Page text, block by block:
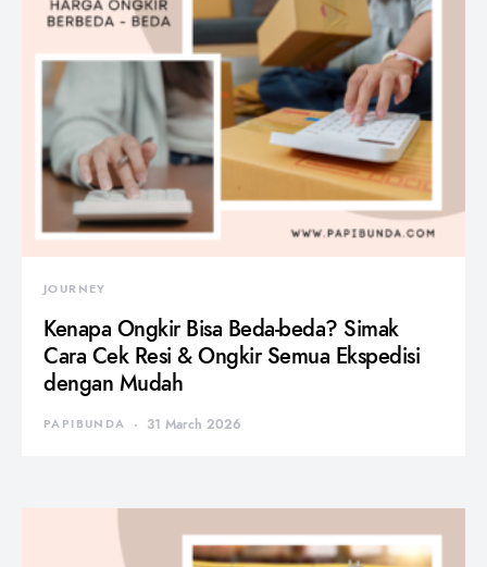
JOURNEY
Kenapa Ongkir Bisa Beda-beda? Simak
Cara Cek Resi & Ongkir Semua Ekspedisi
dengan Mudah
PAPIBUNDA 31 March 2026